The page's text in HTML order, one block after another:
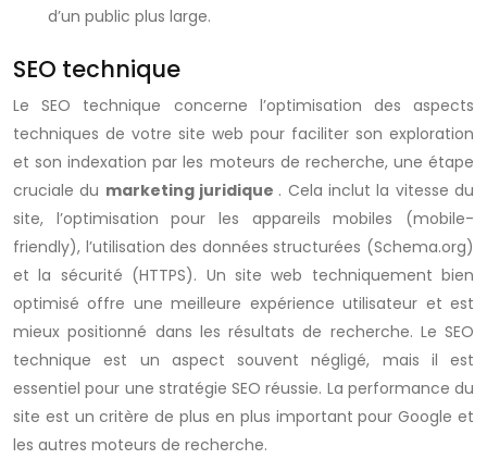
d’un public plus large.
SEO technique
Le SEO technique concerne l’optimisation des aspects
techniques de votre site web pour faciliter son exploration
et son indexation par les moteurs de recherche, une étape
cruciale du marketing juridique . Cela inclut la vitesse du
site, l’optimisation pour les appareils mobiles (mobile-
friendly), l’utilisation des données structurées (Schema.org)
et la sécurité (HTTPS). Un site web techniquement bien
optimisé offre une meilleure expérience utilisateur et est
mieux positionné dans les résultats de recherche. Le SEO
technique est un aspect souvent négligé, mais il est
essentiel pour une stratégie SEO réussie. La performance du
site est un critère de plus en plus important pour Google et
les autres moteurs de recherche.